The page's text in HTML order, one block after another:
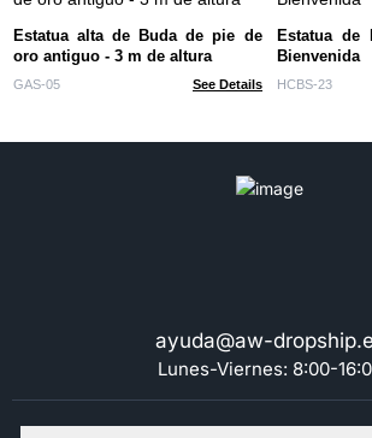
Estatua alta de Buda de pie de
oro antiguo - 3 m de altura
GAS-05 See Details
Estatua
Bienvenida
HCBS-23
ayuda@aw-
Lunes-Viernes: 8:00-